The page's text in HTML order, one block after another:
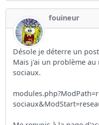
fouineur
Désole je déterre un
Mais j'ai un problème
sociaux.